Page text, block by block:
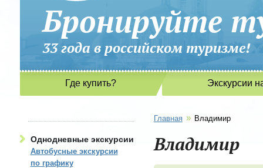
Бронируйте
33 года в российском
Где купить? Экскурсии
Однодневные экскурсии
Автобусные экскурсии
по графику
Главная » Владимир
Владимир